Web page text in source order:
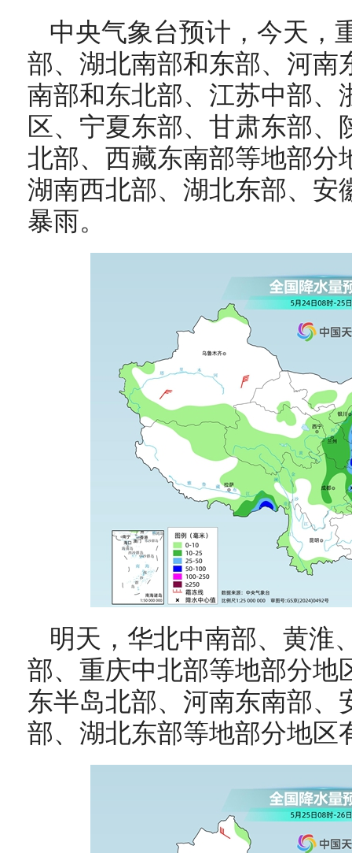
中央气象台预计，今天，
部、湖北南部和东部、河南
南部和东北部、江苏中部、
区、宁夏东部、甘肃东部
北部、西藏东南部等地部分
湖南西北部、湖北东部、安
暴雨。
明天， 华北中南部、黄淮
部、重庆中北部等地部分地
东半岛北部、河南东南部、
部、湖北东部等地部分地区